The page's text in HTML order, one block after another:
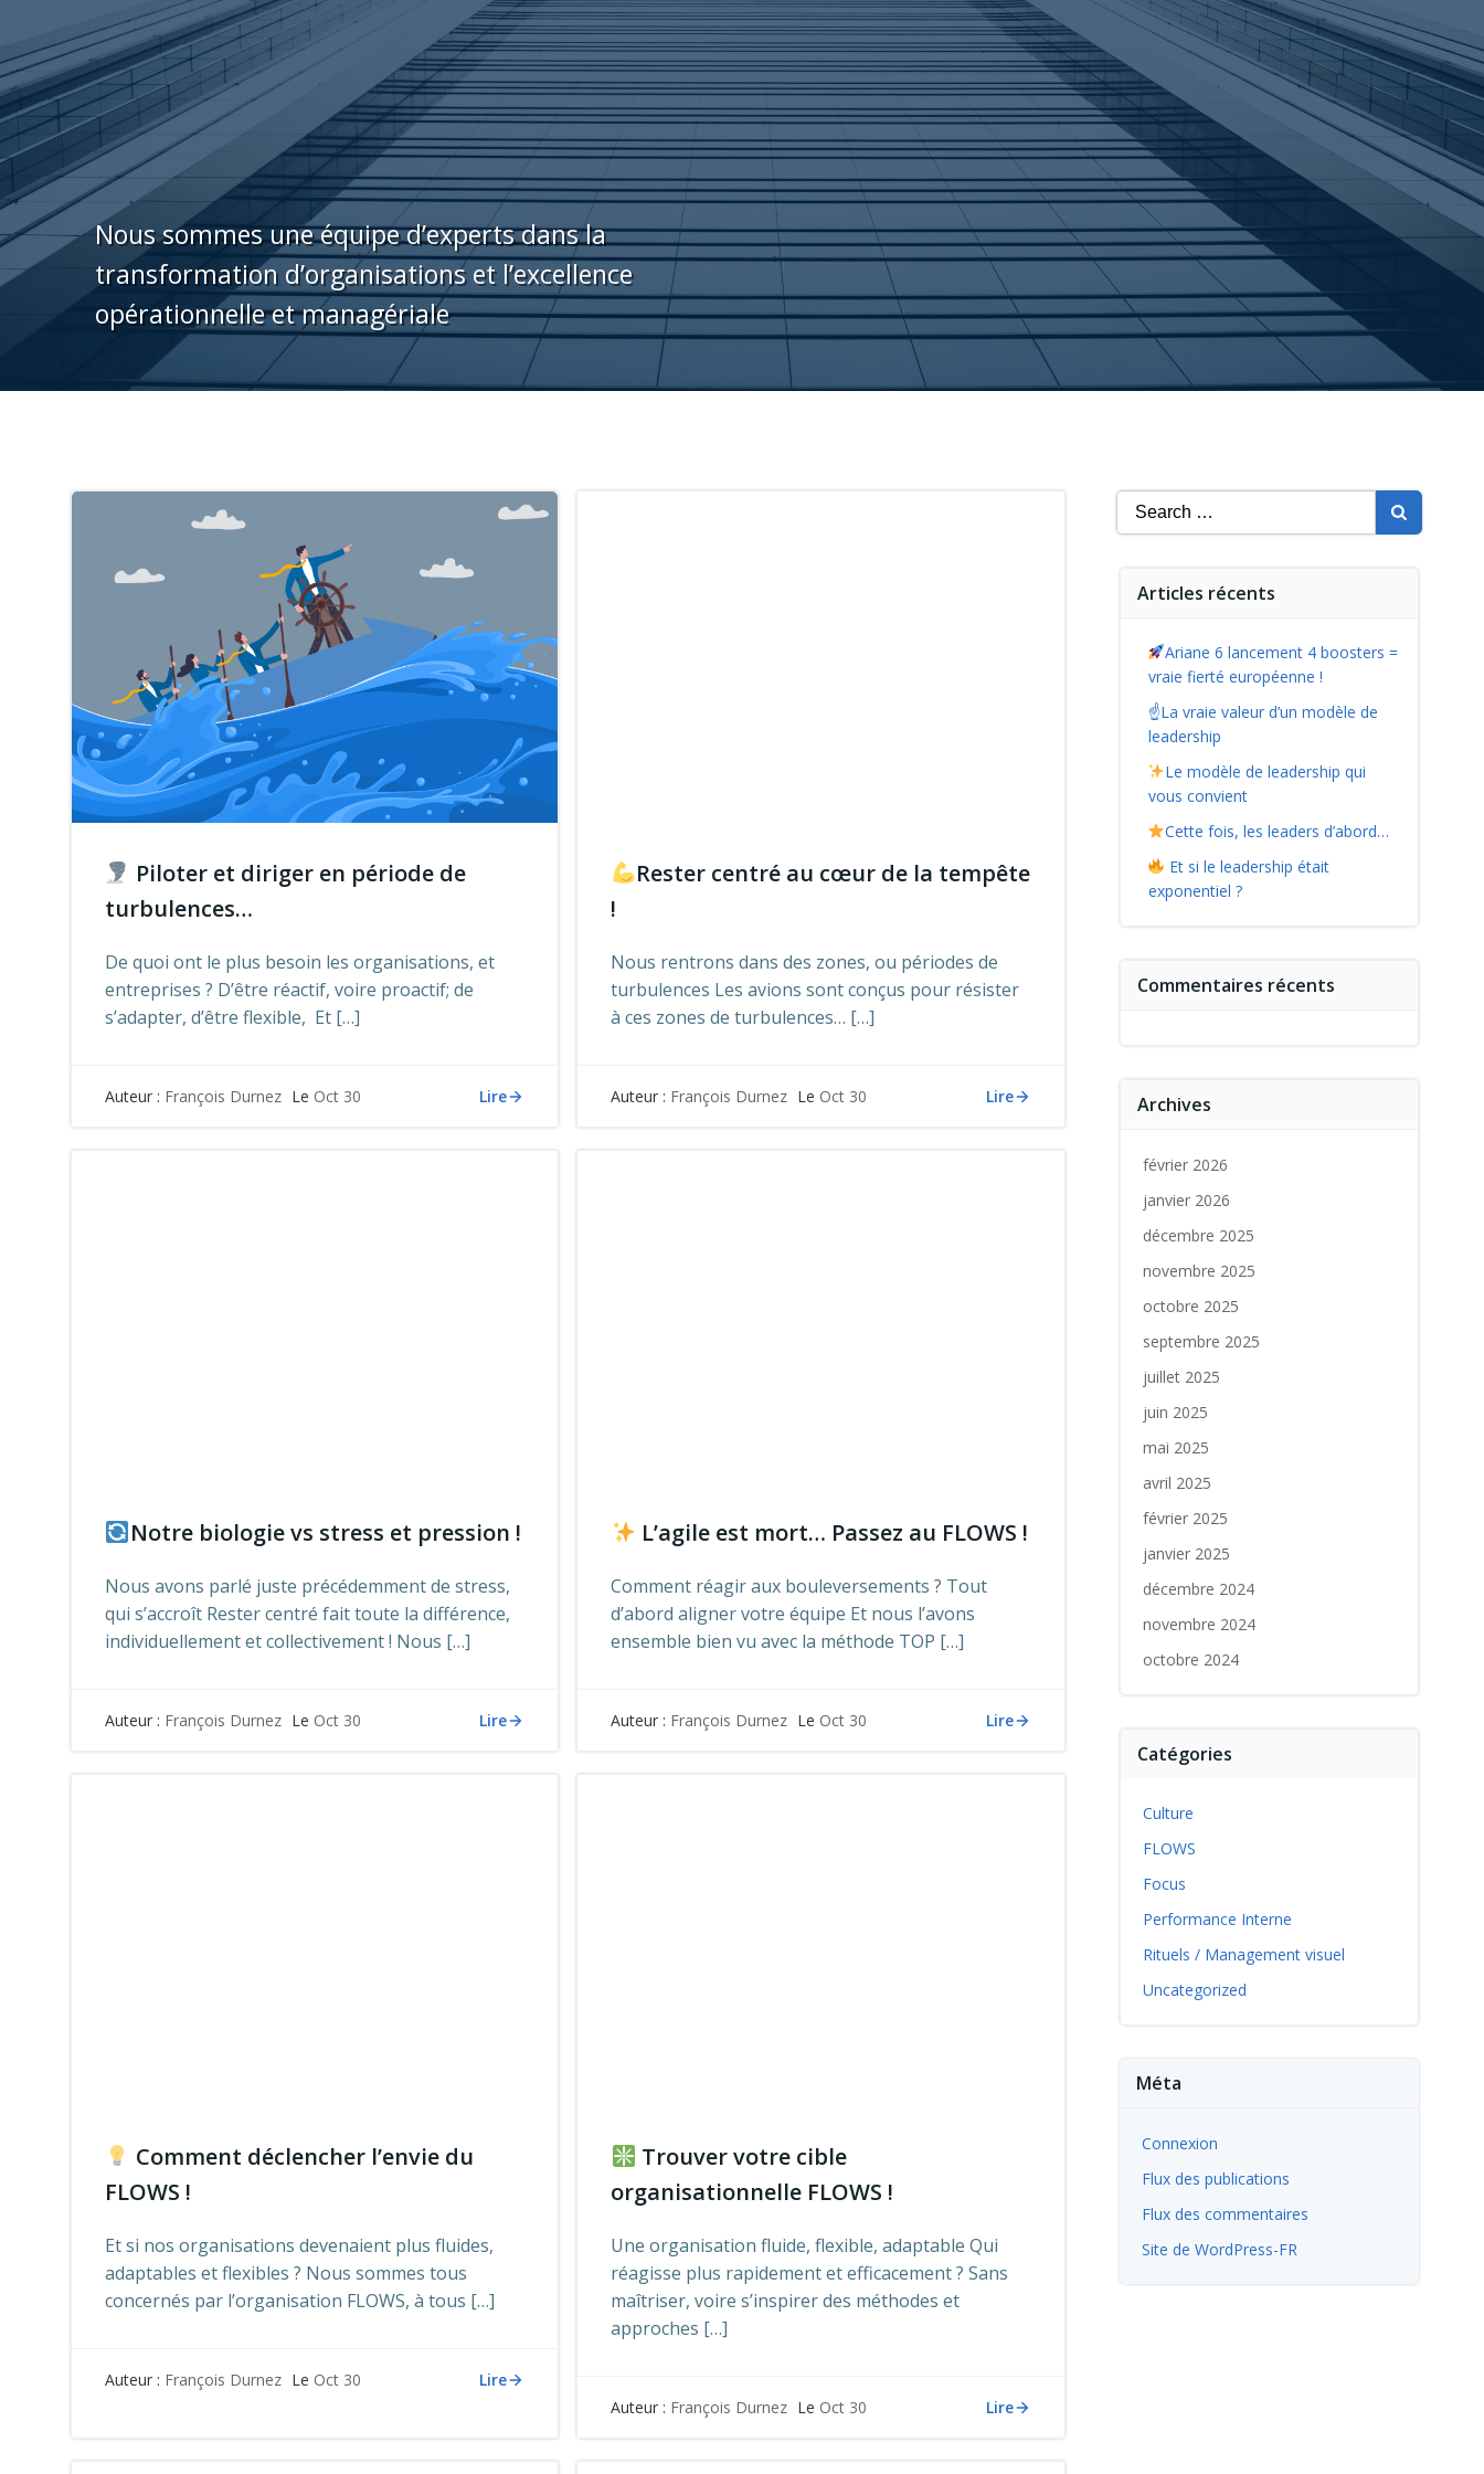
Nous sommes une équipe d’experts dans la
transformation d’organisations et l’excellence
opérationnelle et managériale
Piloter et diriger en période de
turbulences…
De quoi ont le plus besoin les organisations, et
entreprises ? D’être réactif, voire proactif; de
s’adapter, d’être flexible, Et […]
Auteur : François Durnez Le Oct 30 Lire
Rester centré au cœur de la tempête
!
Nous rentrons dans des zones, ou périodes de
turbulences Les avions sont conçus pour résister
à ces zones de turbulences… […]
Auteur : François Durnez Le Oct 30 Lire
Notre biologie vs stress et pression !
Nous avons parlé juste précédemment de stress,
qui s’accroît Rester centré fait toute la différence,
individuellement et collectivement ! Nous […]
Auteur : François Durnez Le Oct 30 Lire
L’agile est mort… Passez au FLOWS !
Comment réagir aux bouleversements ? Tout
d’abord aligner votre équipe Et nous l’avons
ensemble bien vu avec la méthode TOP […]
Auteur : François Durnez Le Oct 30 Lire
Comment déclencher l’envie du
FLOWS !
Et si nos organisations devenaient plus fluides,
adaptables et flexibles ? Nous sommes tous
concernés par l’organisation FLOWS, à tous […]
Auteur : François Durnez Le Oct 30 Lire
Trouver votre cible
organisationnelle FLOWS !
Une organisation fluide, flexible, adaptable Qui
réagisse plus rapidement et efficacement ? Sans
maîtriser, voire s’inspirer des méthodes et
approches […]
Auteur : François Durnez Le Oct 30 Lire
Search
for:
Articles récents
Ariane 6 lancement 4 boosters =
vraie fierté européenne !
☝️La vraie valeur d’un modèle de
leadership
Le modèle de leadership qui
vous convient
Cette fois, les leaders d’abord…
Et si le leadership était
exponentiel ?
Commentaires récents
Archives
février 2026
janvier 2026
décembre 2025
novembre 2025
octobre 2025
septembre 2025
juillet 2025
juin 2025
mai 2025
avril 2025
février 2025
janvier 2025
décembre 2024
novembre 2024
octobre 2024
Catégories
Culture
FLOWS
Focus
Performance Interne
Rituels / Management visuel
Uncategorized
Méta
Connexion
Flux des publications
Flux des commentaires
Site de WordPress-FR